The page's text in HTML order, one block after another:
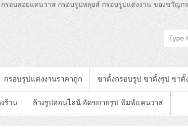
อบลอยแคนวาส กรอบรูปหลุยส์ กรอบรูปแต่งงาน ของขวัญก
กรอบรูปแต่งงานราคาถูก ขาตั้งกรอบรูป ขาตั้งรูป ขาตั้
ร้าน ล้างรูปออนไลน์ อัดขยายรูป พิมพ์แคนวาส